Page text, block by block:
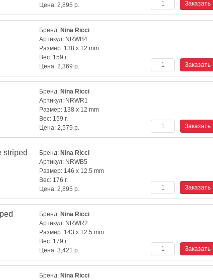
Цена: 2,895 р.
Бренд: Nina Ricci
Артикул: NRWB4
Размер: 138 x 12 mm
Вес: 159 г.
Цена: 2,369 р.
Бренд: Nina Ricci
Артикул: NRWR1
Размер: 138 x 12 mm
Вес: 159 г.
Цена: 2,579 р.
striped Бренд: Nina Ricci
Артикул: NRWB5
Размер: 146 x 12.5 mm
Вес: 176 г.
Цена: 2,895 р.
Бренд: Nina Ricci
Артикул: NRWR2
Размер: 143 x 12.5 mm
Вес: 179 г.
Цена: 3,421 р.
Бренд: Nina Ricci